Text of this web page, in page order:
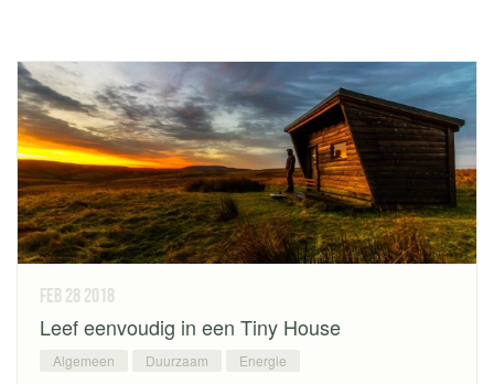
feb 28 2018
Leef eenvoudig in een Tiny House
Algemeen Duurzaam Energie